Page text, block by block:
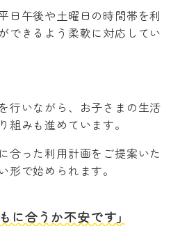
日午後や土曜日の時間帯を利
できるよう柔軟に対応してい
行いながら、お子さまの生活
組みも進めています。
合った利用計画をご提案いた
形で始められます。
に合うか不安です」